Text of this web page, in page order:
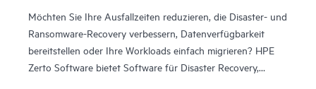
Möchten Sie Ihre Ausfallzeiten reduzieren, die Disaster- und
Ransomware-Recovery verbessern, Datenverfügbarkeit
bereitstellen oder Ihre Workloads einfach migrieren? HPE
Zerto Software bietet Software für Disaster Recovery,